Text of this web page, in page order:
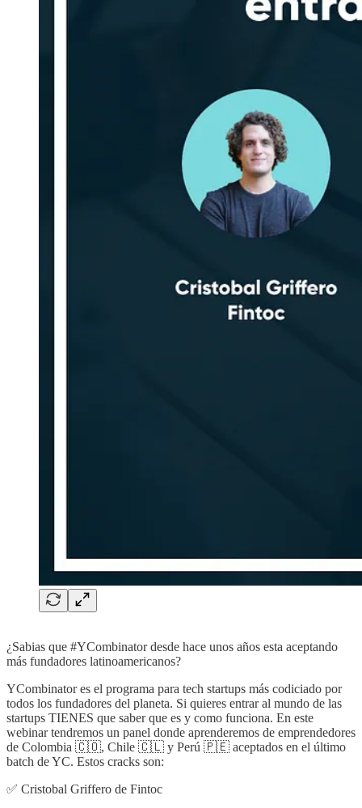
¿Sabias que #YCombinator desde hace unos años esta aceptando
más fundadores latinoamericanos?
YCombinator es el programa para tech startups más codiciado por
todos los fundadores del planeta. Si quieres entrar al mundo de las
startups TIENES que saber que es y como funciona. En este
webinar tendremos un panel donde aprenderemos de emprendedores
de Colombia 🇨🇴, Chile 🇨🇱 y Perú 🇵🇪 aceptados en el último
batch de YC. Estos cracks son:
✅ Cristobal Griffero de Fintoc